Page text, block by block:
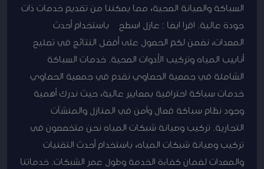
السباكة والصيانة الصحية، مما يمكننا من تقديم خدمات ذات
جودة عالية. اقرا ايضا : عازل اسطح باستخدام أحدث
المعدات، نضمن لكم الحصول على أفضل النتائج في تصليح
أنابيب المياه وتركيب الأدوات الصحية. خدمات السباكة
الشاملة في جمعية الحصاوي نقدم في جمعية الحصاوي
خدمات سباكة احترافية بمعايير عالية، حيث ندرك أهمية
وجود نظام سباكة فعال وآمن في المنازل والمنشآت
التجارية. تركيب وصيانة شبكات المياه نحن متخصصون في
تركيب وصيانة شبكات المياه، باستخدام أحدث التقنيات
والمعدات لضمان كفاءة الخدمة وطول عمر الشبكات. خدماتنا